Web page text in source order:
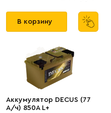
В корзину
Аккумулятор DECUS (77
А/ч) 850A L+